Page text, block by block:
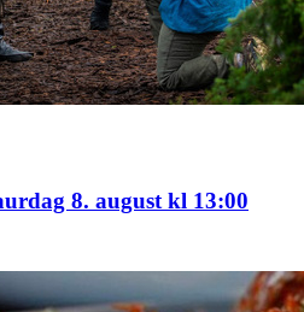
8. august kl 13:00